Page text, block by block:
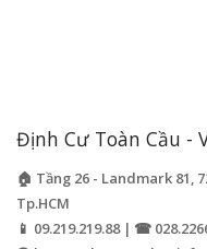
Định Cư Toàn Cầu -
🏠 Tầng 26 - Landmark 81,
Tp.HCM
📱 09.219.219.88 | ☎